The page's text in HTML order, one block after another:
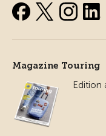
Magazine Touring
Edition